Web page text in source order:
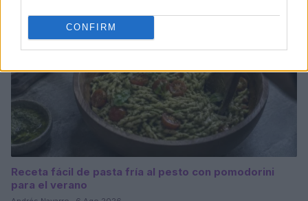
CONFIRM
Receta fácil de pasta fría al pesto con pomodorini
para el verano